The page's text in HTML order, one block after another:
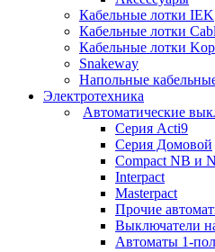
Кабельные лотки IEK
Кабельные лотки
Кабельные лотки
Snakeway
Напольные
Электротехника
Автоматические
Серия Acti9
Серия Домовой
Compact NB и
Interpact
Masterpact
Прочие
Выключатели
Автоматы 1-